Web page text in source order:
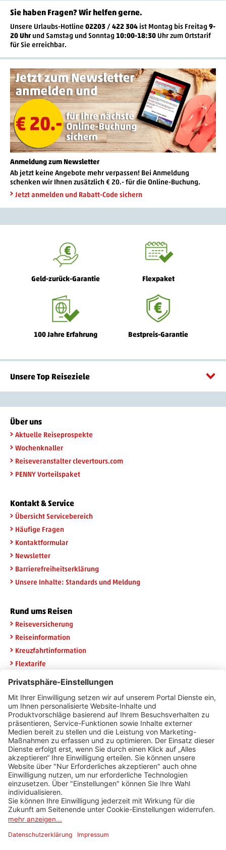
Sie haben Fragen? Wir helfen gerne.
Unsere Urlaubs-Hotline 02203 / 422 304 ist Montag bis Freitag9-
20 Uhr und Samstag und Sonntag 10:00-18:30 Uhr zum Ortstarif
für Sie erreichbar.
Anmeldung zum Newsletter
Ab jetzt keine Angebote mehr verpassen! Bei Anmeldung
schenken wir Ihnen zusätzlich € 20.- für die Online-Buchung.
Jetzt anmelden und Rabatt-Code sichern
Geld-zurück-Garantie Flexpaket
100 Jahre Erfahrung Bestpreis-Garantie
Unsere Top Reiseziele
Über uns
Aktuelle Reiseprospekte
Wochenknaller
Reiseveranstalter clevertours.com
PENNY Vorteilspaket
Kontakt & Service
Übersicht Servicebereich
Häufige Fragen
Kontaktformular
Newsletter
Barrierefreiheitserklärung
Unsere Inhalte: Standards und Meldung
Rund ums Reisen
Reiseversicherung
Reiseinformation
Kreuzfahrtinformation
Flextarife
Widerruf HanseMerkur
Newsletteranmeldung
Erhalten Sie die neuesten Angebote per E-Mail und sichern Sie
sich 20 Euro Urlaubsgeld.
E-Mail Adresse